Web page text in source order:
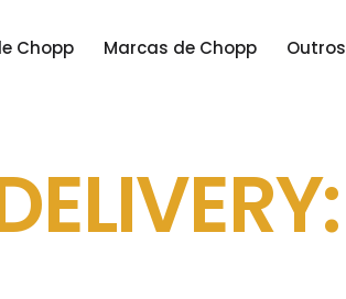
Chopp Marcas de Chopp Outros